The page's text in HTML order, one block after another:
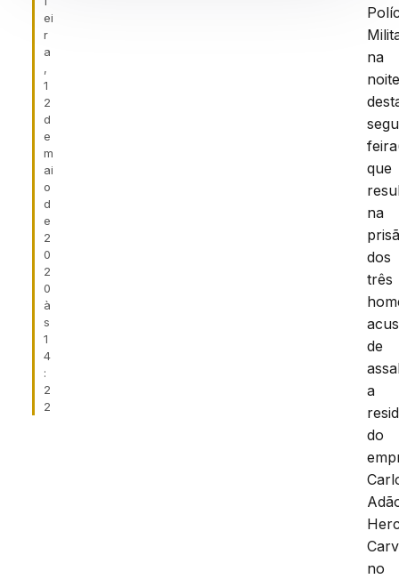
ei
r
a
,
1
2
d
e
m
ai
o
d
e
2
0
2
0
à
s
1
4
:
2
2
na
que
na
dos
três
de
a
do
no